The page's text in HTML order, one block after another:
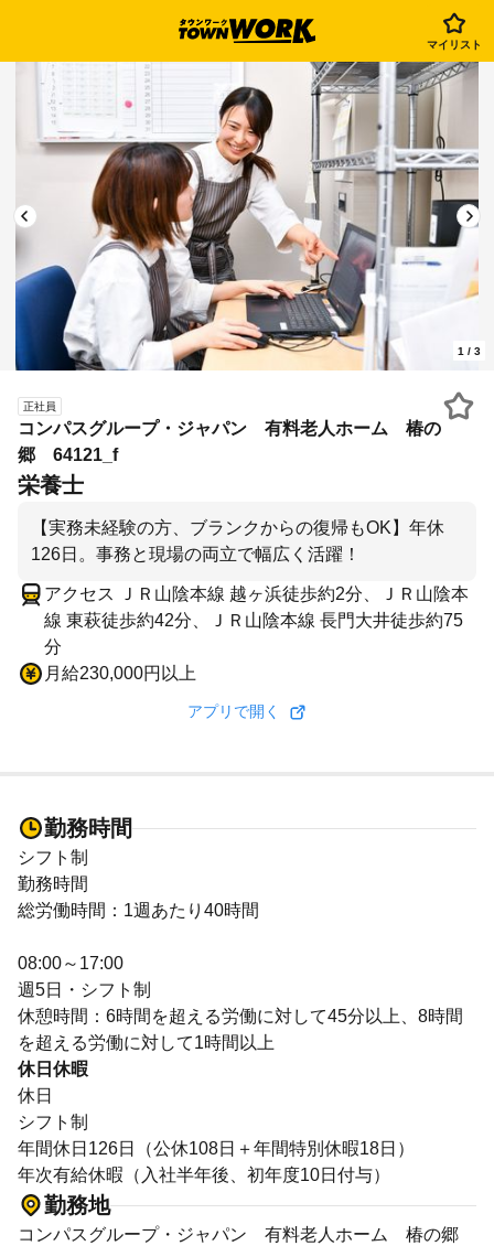
マイリスト
1 / 3
正社員
コンパスグループ・ジャパン 有料老人ホーム 椿の
郷 64121_f
栄養士
【実務未経験の方、ブランクからの復帰もOK】年休
126日。事務と現場の両立で幅広く活躍！
アクセス ＪＲ山陰本線 越ヶ浜徒歩約2分、ＪＲ山陰本
線 東萩徒歩約42分、ＪＲ山陰本線 長門大井徒歩約75
分
月給230,000円以上
アプリで開く
勤務時間
シフト制
勤務時間
総労働時間：1週あたり40時間
08:00～17:00
週5日・シフト制
休憩時間：6時間を超える労働に対して45分以上、8時間
を超える労働に対して1時間以上
休日休暇
休日
シフト制
年間休日126日（公休108日＋年間特別休暇18日）
年次有給休暇（入社半年後、初年度10日付与）
勤務地
コンパスグループ・ジャパン 有料老人ホーム 椿の郷